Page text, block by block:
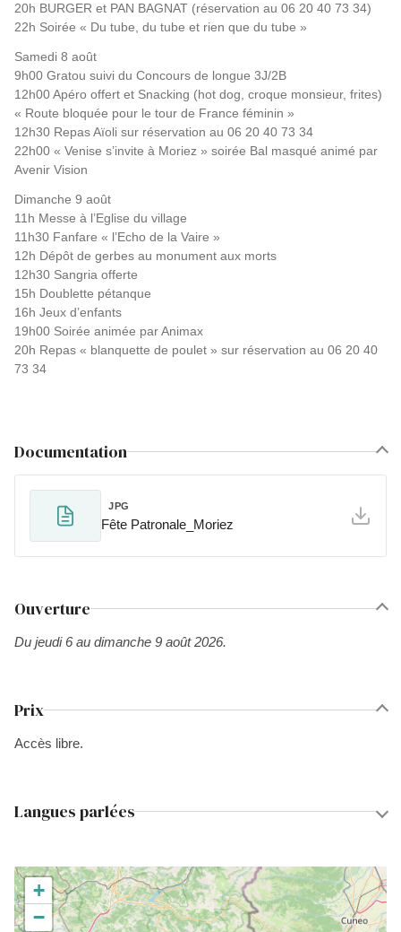
20h BURGER et PAN BAGNAT (réservation au 06 20 40 73 34)
22h Soirée « Du tube, du tube et rien que du tube »
Samedi 8 août
9h00 Gratou suivi du Concours de longue 3J/2B
12h00 Apéro offert et Snacking (hot dog, croque monsieur, frites)
« Route bloquée pour le tour de France féminin »
12h30 Repas Aïoli sur réservation au 06 20 40 73 34
22h00 « Venise s’invite à Moriez » soirée Bal masqué animé par
Avenir Vision
Dimanche 9 août
11h Messe à l’Eglise du village
11h30 Fanfare « l’Echo de la Vaire »
12h Dépôt de gerbes au monument aux morts
12h30 Sangria offerte
15h Doublette pétanque
16h Jeux d’enfants
19h00 Soirée animée par Animax
20h Repas « blanquette de poulet » sur réservation au 06 20 40
73 34
Documentation
JPG
Fête Patronale_Moriez
Ouverture
Du jeudi 6 au dimanche 9 août 2026.
Prix
Accès libre.
Langues parlées
+
−